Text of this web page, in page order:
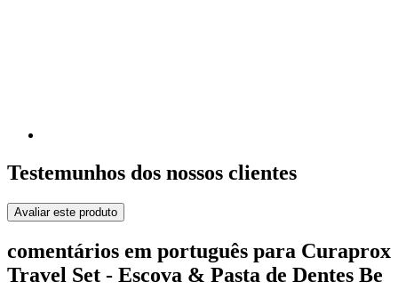
Testemunhos dos nossos clientes
Avaliar este produto
comentários em português para Curaprox
Travel Set - Escova & Pasta de Dentes Be